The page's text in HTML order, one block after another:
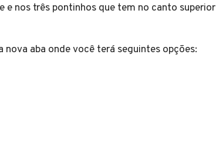
nos três pontinhos que tem no canto superior
aba onde você terá seguintes opções: